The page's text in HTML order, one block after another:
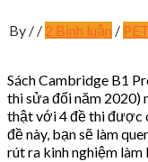
By / / 2 Bình luận /
Sách Cambridge B1
thi sửa đổi năm 2020)
thật với 4 đề thi được
đề này, bạn sẽ làm
rút ra kinh nghiệm